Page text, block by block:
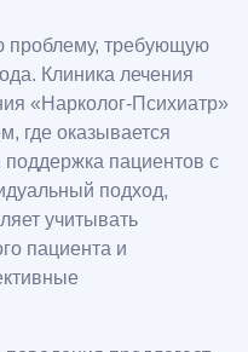
проблему, требующую
Клиника лечения
«Нарколог-Психиатр»
где оказывается
поддержка пациентов с
подход,
учитывать
пациента и